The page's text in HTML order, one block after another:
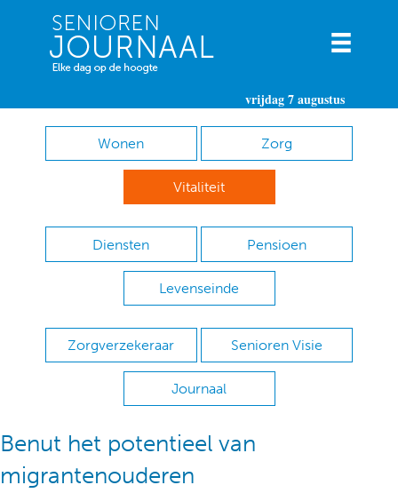
vrijdag 7 augustus
Wonen Zorg
Vitaliteit
Diensten Pensioen
Levenseinde
Zorgverzekeraar Senioren Visie
Journaal
Benut het potentieel van
migrantenouderen